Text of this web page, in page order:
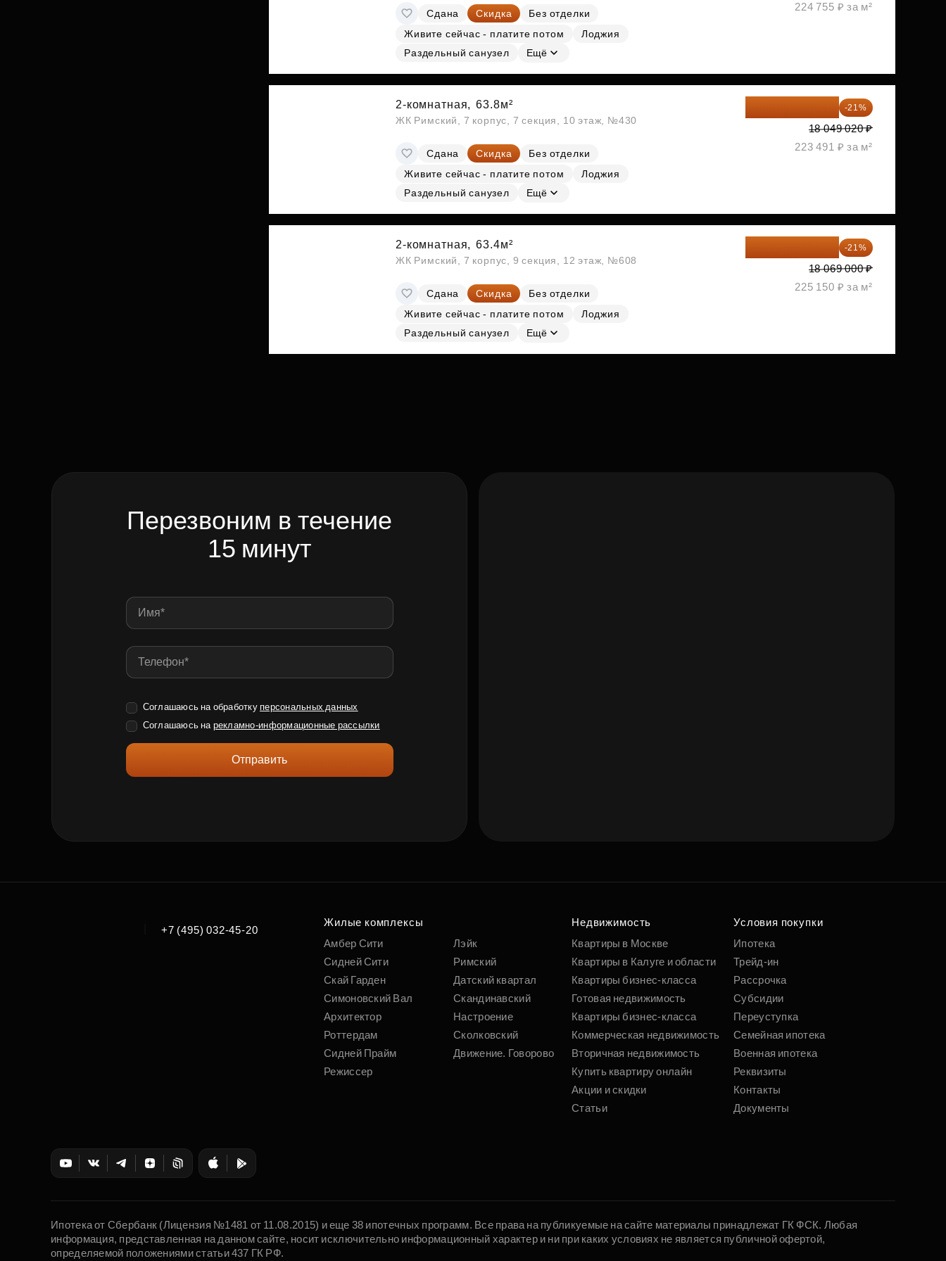
Сдана Скидка
Без отделки
Живите сейчас - платите потом
Лоджия
Раздельный санузел
Ещё
224 755 ₽ за м²
2-комнатная, 63.8м²
ЖК Римский, 7 корпус, 7 секция, 10 этаж, №430
Сдана Скидка
Без отделки
Живите сейчас - платите потом
Лоджия
Раздельный санузел
Ещё
-21%
18 049 020 ₽
223 491 ₽ за м²
2-комнатная, 63.4м²
ЖК Римский, 7 корпус, 9 секция, 12 этаж, №608
Сдана Скидка
Без отделки
Живите сейчас - платите потом
Лоджия
Раздельный санузел
Ещё
-21%
18 069 000 ₽
225 150 ₽ за м²
Перезвоним в течение
15 минут
Соглашаюсь на обработку персональных данных
Соглашаюсь на рекламно-информационные рассылки
Отправить
+7 (495) 032-45-20
Жилые комплексы
Амбер Сити
Сидней Сити
Скай Гарден
Симоновский Вал
Архитектор
Роттердам
Сидней Прайм
Режиссер
Лэйк
Римский
Датский квартал
Скандинавский
Настроение
Сколковский
Движение. Говорово
Недвижимость
Квартиры в Москве
Квартиры в Калуге и области
Квартиры бизнес-класса
Готовая недвижимость
Квартиры бизнес-класса
Коммерческая недвижимость
Вторичная недвижимость
Купить квартиру онлайн
Акции и скидки
Статьи
Условия покупки
Ипотека
Трейд-ин
Рассрочка
Субсидии
Переуступка
Семейная ипотека
Военная ипотека
Реквизиты
Контакты
Документы
Ипотека от Сбербанк (Лицензия №1481 от 11.08.2015) и еще 38 ипотечных программ. Все права на публикуемые на сайте материалы принадлежат ГК ФСК. Любая
информация, представленная на данном сайте, носит исключительно информационный характер и ни при каких условиях не является публичной офертой,
определяемой положениями статьи 437 ГК РФ.